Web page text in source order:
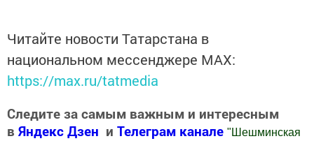
Читайте новости Татарстана в
национальном мессенджере MАХ:
https://max.ru/tatmedia
Следите за самым важным и интересным
в Яндекс Дзен и Телеграм канале " Шешминская